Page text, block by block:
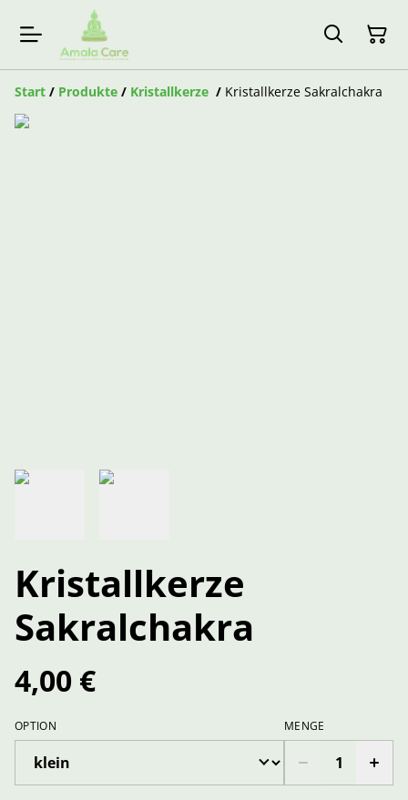
Start / Produkte / Kristallkerze / Kristallkerze Sakralchakra
Kristallkerze
Sakralchakra
4,00 €
OPTION MENGE